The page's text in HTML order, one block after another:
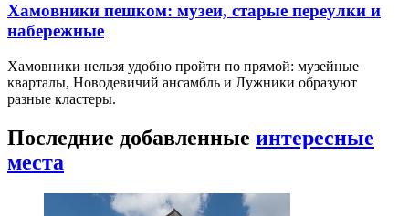
Хамовники пешком: музеи, старые переулки и
набережные
Хамовники нельзя удобно пройти по прямой: музейные
кварталы, Новодевичий ансамбль и Лужники образуют
разные кластеры.
Последние добавленные интересные
места